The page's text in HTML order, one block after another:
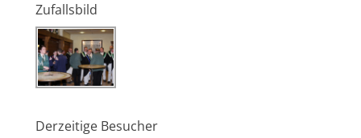
Zufallsbild
Derzeitige Besucher